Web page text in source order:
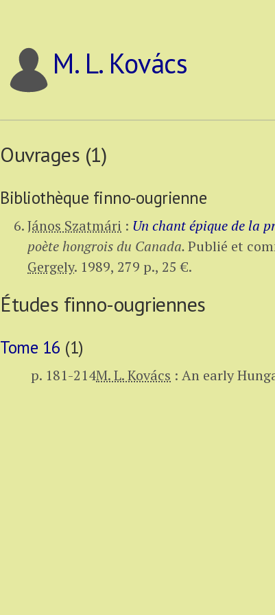
M. L. Kovács
Ouvrages (1)
Bibliothèque finno-ougrienne
János Szatmári : Un chant épique de la
poète hongrois du Canada.Publié et
Gergely. 1989, 279 p., 25 €.
Études finno-ougriennes
Tome 16 (1)
p. 181-214M. L. Kovács : An early